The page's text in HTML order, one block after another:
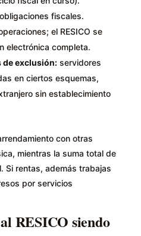
fiscales.
el RESICO se
electrónica completa.
de exclusión: servidores
en ciertos esquemas,
sin establecimiento
con otras
mientras la suma total de
Si rentas, además trabajas
por servicios
RESICO siendo